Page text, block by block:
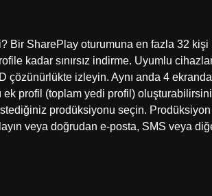
Bir SharePlay oturumuna en fazla 32 kişi
kadar sınırsız indirme. Uyumlu
çözünürlükte izleyin. Aynı anda 4
ek profil (toplam yedi profil)
prodüksiyonu seçin.
veya doğrudan e-posta, SMS veya